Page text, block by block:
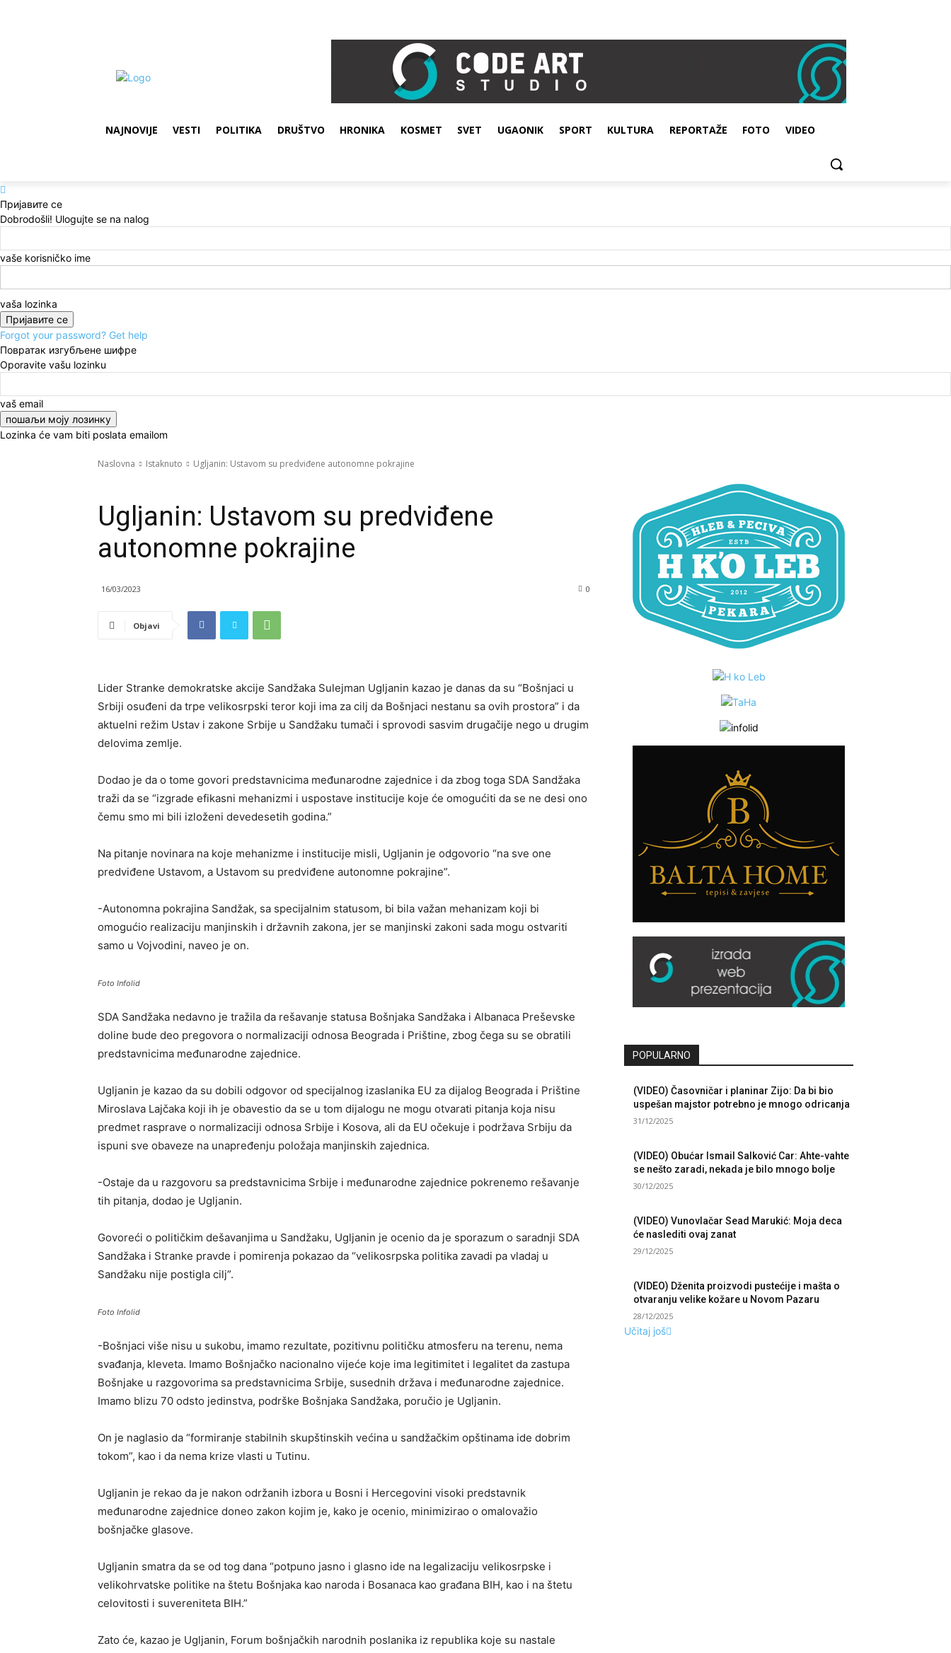
NAJNOVIJE VESTI POLITIKA DRUŠTVO HRONIKA KOSMET SVET UGAONIK SPORT KULTURA REPORTAŽE FOTO VIDEO
Пријавите се
Dobrodošli! Ulogujte se na nalog
vaše korisničko ime
vaša lozinka
Forgot your password? Get help
Повратак изгубљене шифре
Oporavite vašu lozinku
vaš email
Lozinka će vam biti poslata emailom
Naslovna Istaknuto Ugljanin: Ustavom su predviđene autonomne pokrajine
Ugljanin: Ustavom su predviđene
autonomne pokrajine
16/03/2023 0
Objavi
Lider Stranke demokratske akcije Sandžaka Sulejman Ugljanin kazao je danas da su “Bošnjaci u
Srbiji osuđeni da trpe velikosrpski teror koji ima za cilj da Bošnjaci nestanu sa ovih prostora” i da
aktuelni režim Ustav i zakone Srbije u Sandžaku tumači i sprovodi sasvim drugačije nego u drugim
delovima zemlje.
Dodao je da o tome govori predstavnicima međunarodne zajednice i da zbog toga SDA Sandžaka
traži da se “izgrade efikasni mehanizmi i uspostave institucije koje će omogućiti da se ne desi ono
čemu smo mi bili izloženi devedesetih godina.”
Na pitanje novinara na koje mehanizme i institucije misli, Ugljanin je odgovorio “na sve one
predviđene Ustavom, a Ustavom su predviđene autonomne pokrajine”.
-Autonomna pokrajina Sandžak, sa specijalnim statusom, bi bila važan mehanizam koji bi
omogućio realizaciju manjinskih i državnih zakona, jer se manjinski zakoni sada mogu ostvariti
samo u Vojvodini, naveo je on.
Foto Infolid
SDA Sandžaka nedavno je tražila da rešavanje statusa Bošnjaka Sandžaka i Albanaca Preševske
doline bude deo pregovora o normalizaciji odnosa Beograda i Prištine, zbog čega su se obratili
predstavnicima međunarodne zajednice.
Ugljanin je kazao da su dobili odgovor od specijalnog izaslanika EU za dijalog Beograda i Prištine
Miroslava Lajčaka koji ih je obavestio da se u tom dijalogu ne mogu otvarati pitanja koja nisu
predmet rasprave o normalizaciji odnosa Srbije i Kosova, ali da EU očekuje i podržava Srbiju da
ispuni sve obaveze na unapređenju položaja manjinskih zajednica.
-Ostaje da u razgovoru sa predstavnicima Srbije i međunarodne zajednice pokrenemo rešavanje
tih pitanja, dodao je Ugljanin.
Govoreći o političkim dešavanjima u Sandžaku, Ugljanin je ocenio da je sporazum o saradnji SDA
Sandžaka i Stranke pravde i pomirenja pokazao da “velikosrpska politika zavadi pa vladaj u
Sandžaku nije postigla cilj”.
Foto Infolid
-Bošnjaci više nisu u sukobu, imamo rezultate, pozitivnu političku atmosferu na terenu, nema
svađanja, kleveta. Imamo Bošnjačko nacionalno vijeće koje ima legitimitet i legalitet da zastupa
Bošnjake u razgovorima sa predstavnicima Srbije, susednih država i međunarodne zajednice.
Imamo blizu 70 odsto jedinstva, podrške Bošnjaka Sandžaka, poručio je Ugljanin.
On je naglasio da “formiranje stabilnih skupštinskih većina u sandžačkim opštinama ide dobrim
tokom”, kao i da nema krize vlasti u Tutinu.
Ugljanin je rekao da je nakon održanih izbora u Bosni i Hercegovini visoki predstavnik
međunarodne zajednice doneo zakon kojim je, kako je ocenio, minimizirao o omalovažio
bošnjačke glasove.
Ugljanin smatra da se od tog dana “potpuno jasno i glasno ide na legalizaciju velikosrpske i
velikohrvatske politike na štetu Bošnjaka kao naroda i Bosanaca kao građana BIH, kao i na štetu
celovitosti i suvereniteta BIH.”
Zato će, kazao je Ugljanin, Forum bošnjačkih narodnih poslanika iz republika koje su nastale
POPULARNO
(VIDEO) Časovničar i planinar Zijo: Da bi bio
uspešan majstor potrebno je mnogo odricanja
31/12/2025
(VIDEO) Obućar Ismail Salković Car: Ahte-vahte
se nešto zaradi, nekada je bilo mnogo bolje
30/12/2025
(VIDEO) Vunovlačar Sead Marukić: Moja deca
će naslediti ovaj zanat
29/12/2025
(VIDEO) Dženita proizvodi pustećije i mašta o
otvaranju velike kožare u Novom Pazaru
28/12/2025
Učitaj još